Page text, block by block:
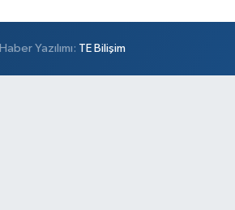
Haber Yazılımı: TE Bilişim